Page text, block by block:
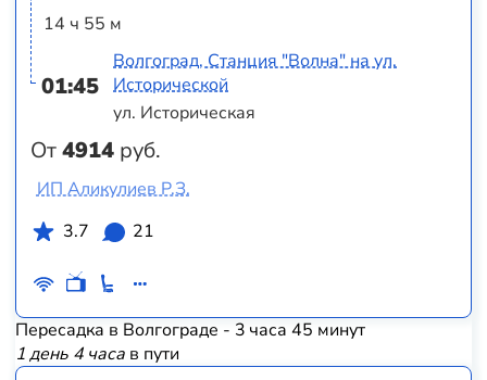
14 ч 55 м
01:45
От4914 руб.
Волгоград, Станция "Волна" на ул.
Исторической
ул. Историческая
ИП Аликулиев Р.З.
3.7
21
Пересадка в Волгограде - 3 часа 45 минут
1 день 4 часав пути